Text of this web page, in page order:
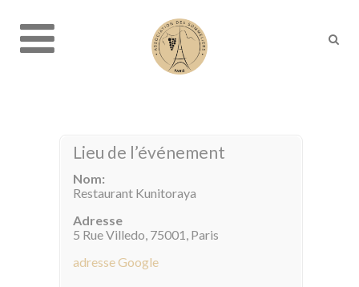
Lieu de l’événement
Nom:
Restaurant Kunitoraya
Adresse
5 Rue Villedo, 75001, Paris
adresse Google